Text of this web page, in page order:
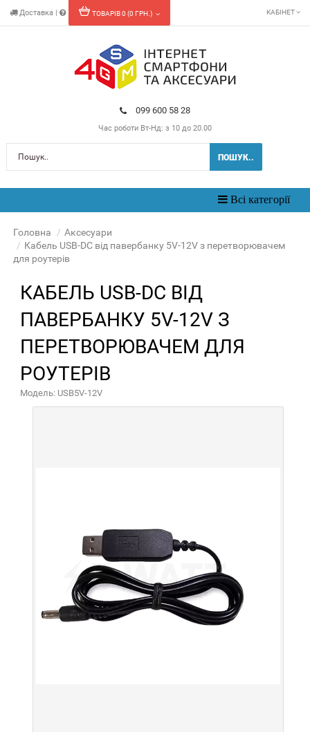
Доставка | КАБІНЕТ
099 600 58 28
Час роботи Вт-Нд: з 10 до 20.00
ТОВАРІВ 0 (0 ГРН.)
ПОШУК..
Toggle
navigation
Всі категорії
Головна
Аксесуари
Кабель USB-DC від павербанку 5V-12V з перетворювачем
для роутерів
КАБЕЛЬ USB-DC ВІД
ПАВЕРБАНКУ 5V-12V З
ПЕРЕТВОРЮВАЧЕМ ДЛЯ
РОУТЕРІВ
Модель: USB5V-12V